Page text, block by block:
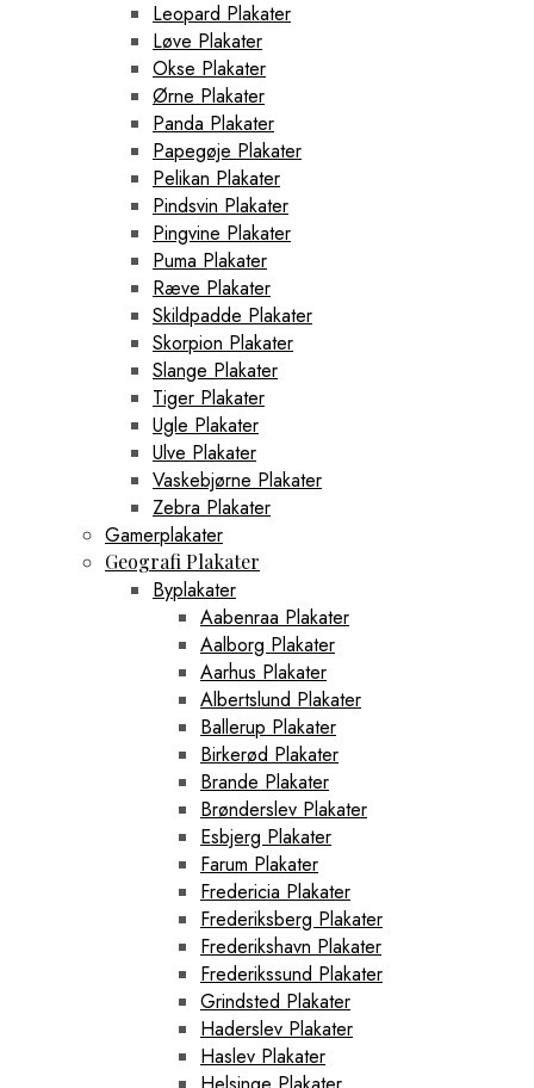
Leopard Plakater
Løve Plakater
Okse Plakater
Ørne Plakater
Panda Plakater
Papegøje Plakater
Pelikan Plakater
Pindsvin Plakater
Pingvine Plakater
Puma Plakater
Ræve Plakater
Skildpadde Plakater
Skorpion Plakater
Slange Plakater
Tiger Plakater
Ugle Plakater
Ulve Plakater
Vaskebjørne Plakater
Zebra Plakater
Gamerplakater
Geografi Plakater
Byplakater
Aabenraa Plakater
Aalborg Plakater
Aarhus Plakater
Albertslund Plakater
Ballerup Plakater
Birkerød Plakater
Brande Plakater
Brønderslev Plakater
Esbjerg Plakater
Farum Plakater
Fredericia Plakater
Frederiksberg Plakater
Frederikshavn Plakater
Frederikssund Plakater
Grindsted Plakater
Haderslev Plakater
Haslev Plakater